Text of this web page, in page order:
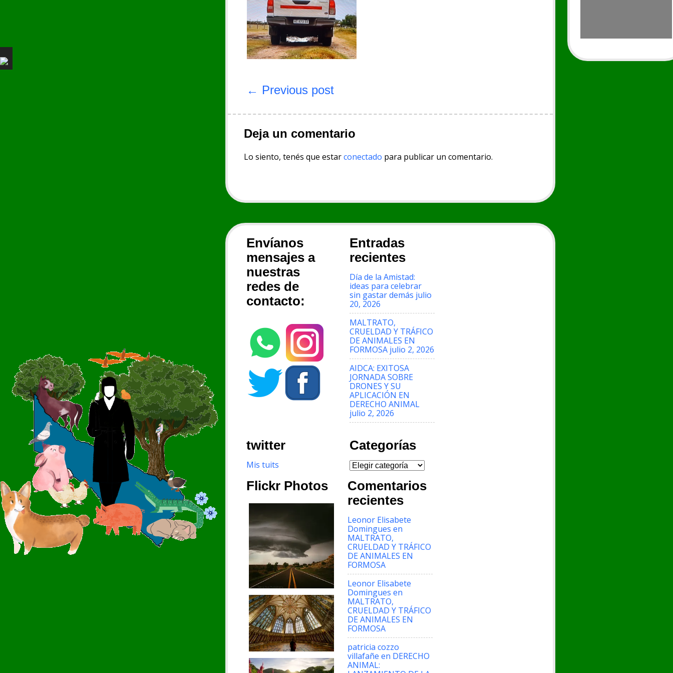
entradas
← Previous post
Deja un comentario
Lo siento, tenés que estarconectado para publicar un comentario.
Envíanos
mensajes a
nuestras
redes de
contacto:
Entradas
recientes
Día de la Amistad:
ideas para celebrar
sin gastar demás julio
20, 2026
MALTRATO,
CRUELDAD Y TRÁFICO
DE ANIMALES EN
FORMOSA julio 2, 2026
AIDCA: EXITOSA
JORNADA SOBRE
DRONES Y SU
APLICACIÓN EN
DERECHO ANIMAL
julio 2, 2026
twitter
Mis tuits
Categorías
Categorías
Comentarios
recientes
Leonor Elisabete
Domingues en
MALTRATO,
CRUELDAD Y TRÁFICO
DE ANIMALES EN
FORMOSA
Leonor Elisabete
Domingues en
MALTRATO,
CRUELDAD Y TRÁFICO
DE ANIMALES EN
FORMOSA
patricia cozzo
villafañe en DERECHO
ANIMAL:
Flickr Photos